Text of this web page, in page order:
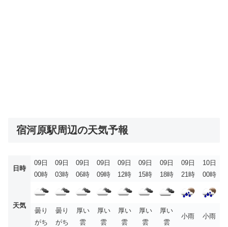
宿河原駅周辺の天気予報
日時
09日
00時
09日
03時
09日
06時
09日
09時
09日
12時
09日
15時
09日
18時
09日
21時
10日
00時
天気
曇り
がち
曇り
がち
厚い
雲
厚い
雲
厚い
雲
厚い
雲
厚い
雲
小雨 小雨